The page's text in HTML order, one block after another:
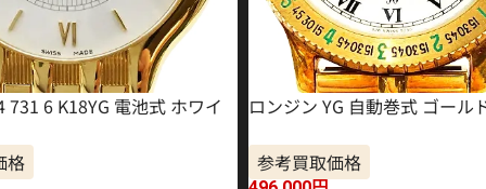
731 6 K18YG 電池式 ホワイ
格
ロンジン YG 自動巻式 ゴール
参考買取価格